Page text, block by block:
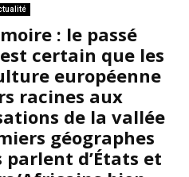
: le passé
certain que les
européenne
racines aux
de la vallée
géographes
d’États et